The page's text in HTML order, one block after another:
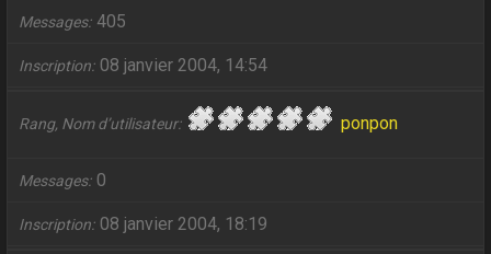
Messages 405
Inscription 08 janvier 2004, 14:54
Rang, Nom d’utilisateur ponpon
Messages 0
Inscription 08 janvier 2004, 18:19